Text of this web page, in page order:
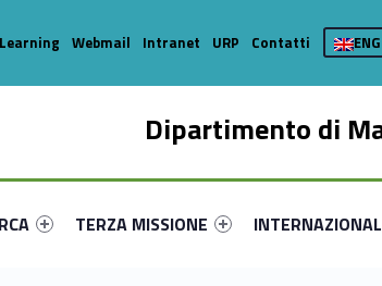
Dipartimento di
primary-18746-16
#link-menu-primary-6649-35
Link identifier #link-menu-primary-42275-
TERZA MISSIONE
Link identifier
Webmail Intranet URP Contatti ENG